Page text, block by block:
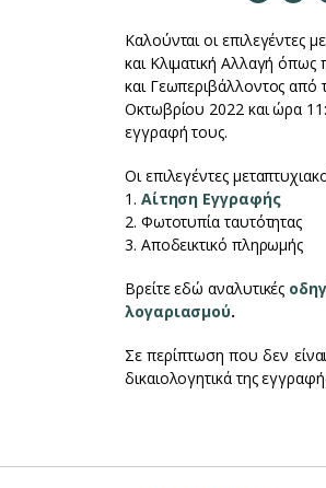
Καλούνται οι επιλεγέντες
και Κλιματική Αλλαγή
και Γεωπεριβάλλοντος από
Οκτωβρίου 2022 και ώρα
εγγραφή τους.
Οι επιλεγέντες
1. Αίτηση Εγγραφής
2. Φωτοτυπία ταυτότητας
3. Αποδεικτικό πληρωμής
Βρείτε εδώ αναλυτικές
λογαριασμού.
Σε περίπτωση που δεν
δικαιολογητικά της